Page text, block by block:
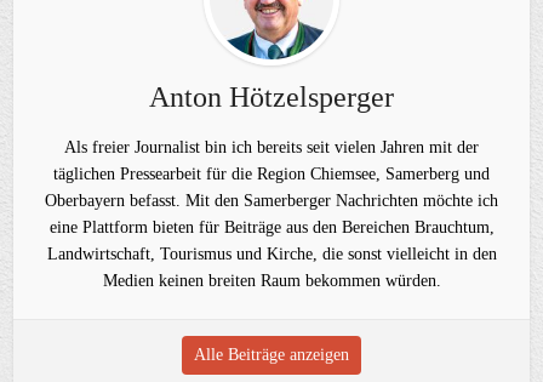
Anton Hötzelsperger
Als freier Journalist bin ich bereits seit vielen Jahren mit der
täglichen Pressearbeit für die Region Chiemsee, Samerberg und
Oberbayern befasst. Mit den Samerberger Nachrichten möchte ich
eine Plattform bieten für Beiträge aus den Bereichen Brauchtum,
Landwirtschaft, Tourismus und Kirche, die sonst vielleicht in den
Medien keinen breiten Raum bekommen würden.
Alle Beiträge anzeigen